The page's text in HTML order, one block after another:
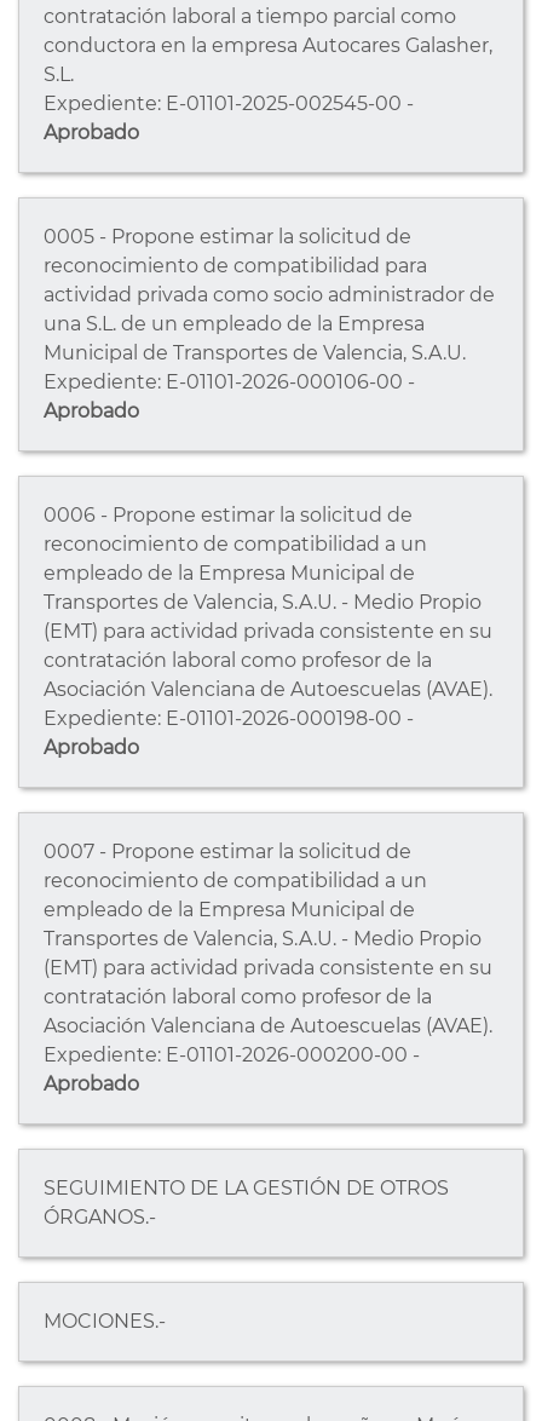
contratación laboral a tiempo parcial como
conductora en la empresa Autocares Galasher,
S.L.
Expediente: E-01101-2025-002545-00 -
Aprobado
0005 - Propone estimar la solicitud de
reconocimiento de compatibilidad para
actividad privada como socio administrador de
una S.L. de un empleado de la Empresa
Municipal de Transportes de Valencia, S.A.U.
Expediente: E-01101-2026-000106-00 -
Aprobado
0006 - Propone estimar la solicitud de
reconocimiento de compatibilidad a un
empleado de la Empresa Municipal de
Transportes de Valencia, S.A.U. - Medio Propio
(EMT) para actividad privada consistente en su
contratación laboral como profesor de la
Asociación Valenciana de Autoescuelas (AVAE).
Expediente: E-01101-2026-000198-00 -
Aprobado
0007 - Propone estimar la solicitud de
reconocimiento de compatibilidad a un
empleado de la Empresa Municipal de
Transportes de Valencia, S.A.U. - Medio Propio
(EMT) para actividad privada consistente en su
contratación laboral como profesor de la
Asociación Valenciana de Autoescuelas (AVAE).
Expediente: E-01101-2026-000200-00 -
Aprobado
SEGUIMIENTO DE LA GESTIÓN DE OTROS
ÓRGANOS.-
MOCIONES.-